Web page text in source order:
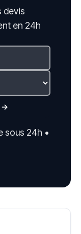
devis
en 24h
→
sous 24h •